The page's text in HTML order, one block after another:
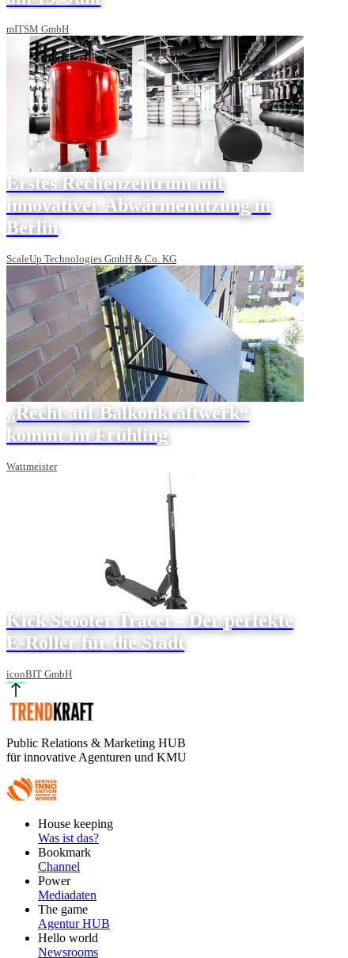
mITSM GmbH
Erstes Rechenzentrum mit
innovativer Abwärmenutzung in
Berlin
ScaleUp Technologies GmbH & Co. KG
„Recht auf Balkonkraftwerk“
kommt im Frühling
Wattmeister
Kick Scooter Tracer - Der perfekte
E-Roller für die Stadt
iconBIT GmbH
Public Relations & Marketing HUB
für innovative Agenturen und KMU
FooterHouse keeping
Was ist das?
Bookmark
Channel
Power
Mediadaten
The game
Agentur HUB
Hello world
Newsrooms